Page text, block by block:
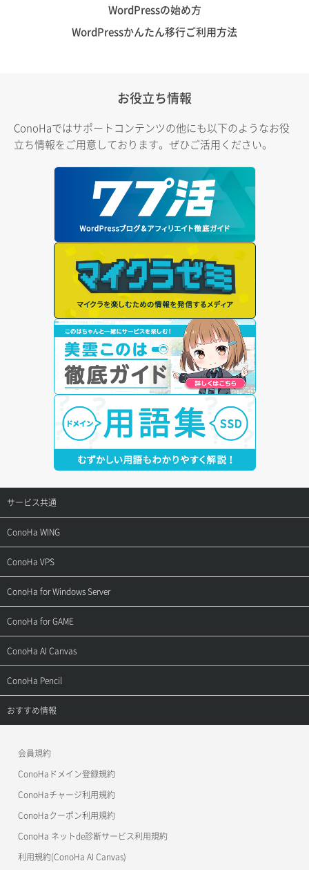
WordPressの始め方
WordPressかんたん移行ご利用方法
お役立ち情報
ConoHaではサポートコンテンツの他にも以下のようなお役
立ち情報をご用意しております。ぜひご活用ください。
サービス共通
サポートトップ
ご契約・お支払い
用語集
お問い合わせ
ConoHa WING
サポートトップ
ご利用ガイド
お乗り換えガイド
よくある質問
ConoHa VPS
サポートトップ
ご利用ガイド
APIドキュメントVPS2.0
APIドキュメントVPS3.0
ConoHa for Windows Server
サポートトップ
ご利用ガイド
APIドキュメントVPS2.0
APIドキュメントVPS3.0
ConoHa for GAME
サポートトップ
ご利用ガイド
ConoHa AI Canvas
サポートトップ
ご利用ガイド
ConoHa Pencil
サポートトップ
おすすめ情報
美雲このは徹底ガイド
会員規約
ConoHaドメイン登録規約
ConoHaチャージ利用規約
ConoHaクーポン利用規約
ConoHa ネットde診断サービス利用規約
利用規約(ConoHa AI Canvas)